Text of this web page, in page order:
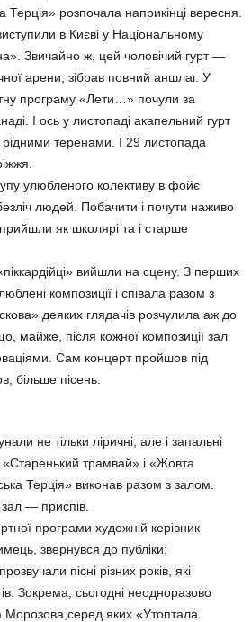
Терція» розпочала наприкінці вересня.
в Києві у Національному
Звичайно ж, цей чоловічий гурт —
арени, зібрав повний аншлаг. У
програму «Лети…» почули за
І ось у листопаді акапельний гурт
рідними теренами. І 29 листопада
улюбленого колективу в фойє
людей. Побачити і почути наживо
прийшли як школярі та і старше
вийшли на сцену. З перших
композиції і співала разом з
деяких глядачів розчулила аж до
майже, після кожної композиції зал
Сам концерт пройшов під
більше пісень.
не тільки ліричні, але і запальні
«Старенький трамвай» і «Жовта
Терція» виконав разом з залом.
зал — приспів.
програми художній керівник
звернувся до публіки:
пісні різних років, які
Зокрема, сьогодні неодноразово
Морозова,серед яких «Утоптала